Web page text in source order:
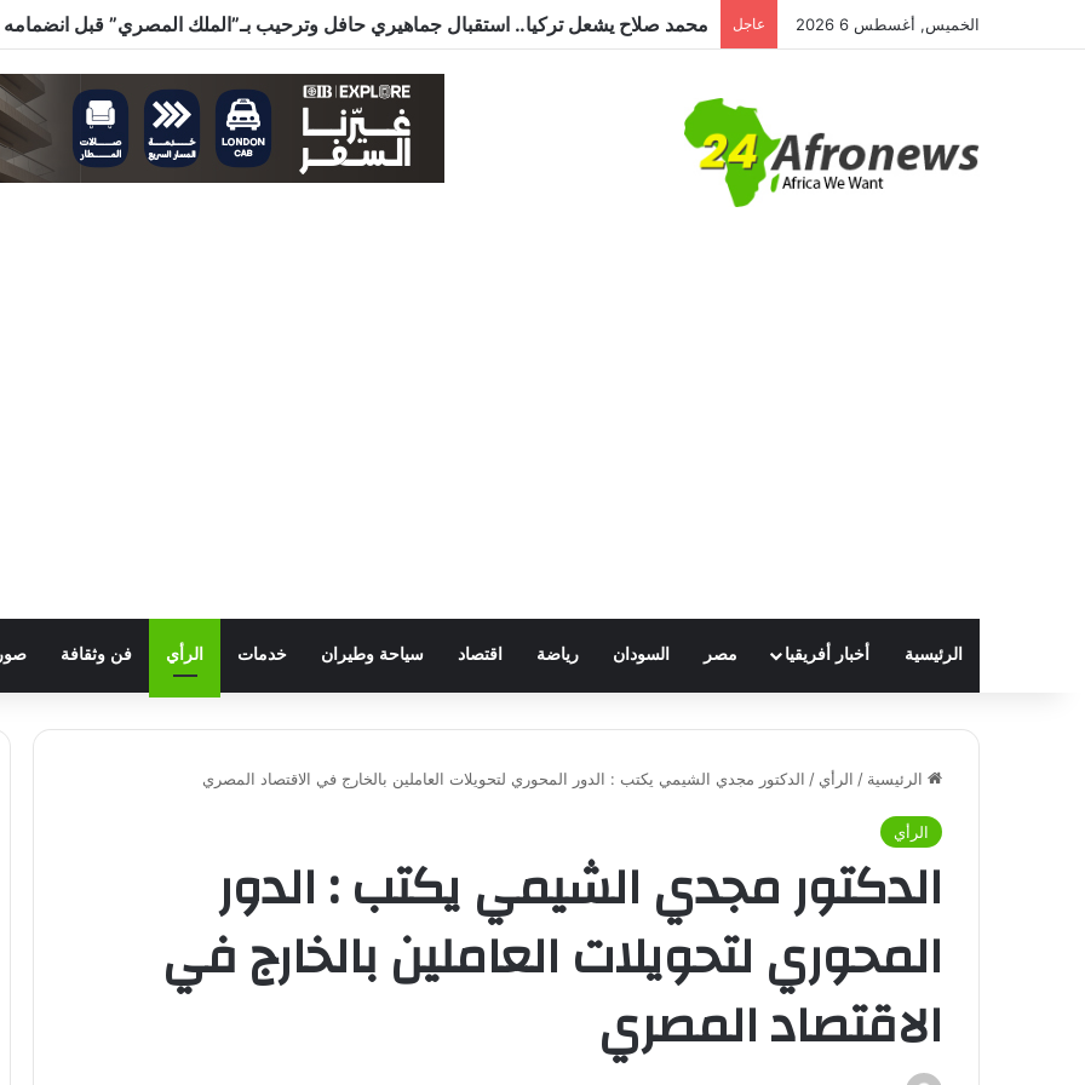
الخميس, أغسطس 6 2026 عاجل
مصر للطيران تستأنف رحلاتها إلي مطار بورتسودان
الرئيسية أخبار أفريقيا مصر السودان رياضة اقتصاد سياحة وطيران خدمات الرأي فن وثقافة
الرئيسية / الرأي / الدكتور مجدي الشيمي يكتب : الدور المحوري لتحويلات العاملين بالخارج في الاقتصاد المصري
الرأي
الدكتور مجدي الشيمي يكتب : الدور
المحوري لتحويلات العاملين بالخارج في
الاقتصاد المصري